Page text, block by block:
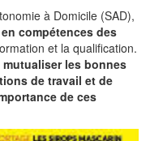
à Domicile (SAD),
compétences des
et la qualification.
mutualiser les bonnes
de travail et de
de ces